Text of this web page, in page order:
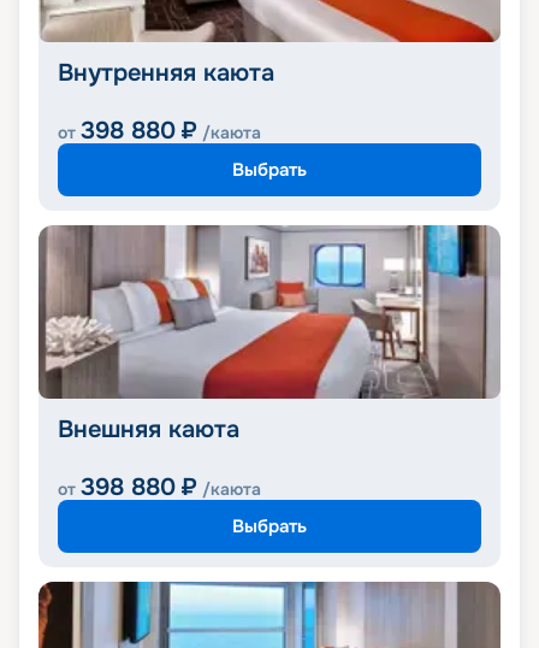
Внутренняя каюта
от 398 880 ₽ /каюта
Выбрать
Внешняя каюта
от 398 880 ₽ /каюта
Выбрать